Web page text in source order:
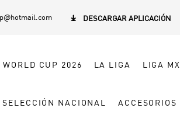
 DESCARGAR APLICACIÓN
WORLD CUP 2026 LA LIGA LIGA MX
SELECCIÓN NACIONAL ACCESORIOS